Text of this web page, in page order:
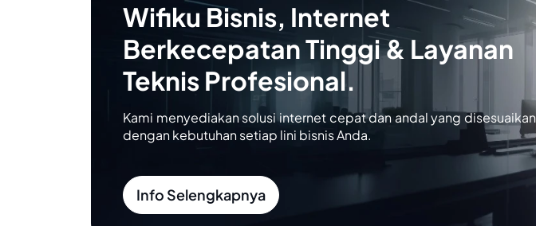
Wifiku Bisnis, Internet
Berkecepatan Tinggi & Layanan
Teknis Profesional.
Kami menyediakan solusi internet cepat dan andal yang disesuaikan
dengan kebutuhan setiap lini bisnis Anda.
Info Selengkapnya